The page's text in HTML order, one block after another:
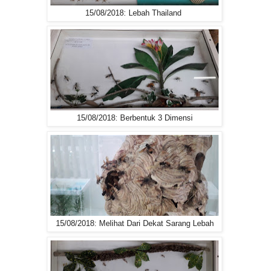
15/08/2018: Lebah Thailand
15/08/2018: Berbentuk 3 Dimensi
15/08/2018: Melihat Dari Dekat Sarang Lebah